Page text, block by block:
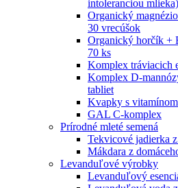
intoleranciou
Organický
30 vrecúšok
Organický horčík +
70 ks
Komplex tráviacich
Komplex D-
tabliet
Kvapky s
GAL C-komplex
Prírodné mleté semená
Tekvicové jadierka
Mákdara z
Levanduľové výrobky
Levanduľový